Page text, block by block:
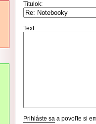
Titulok:
Text:
Prihláste sa a povoľte si